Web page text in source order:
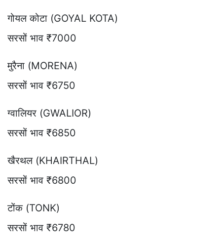
गोयल कोटा (GOYAL KOTA)
सरसों भाव ₹7000
मुरैना (MORENA)
सरसों भाव ₹6750
ग्वालियर (GWALIOR)
सरसों भाव ₹6850
खैरथल (KHAIRTHAL)
सरसों भाव ₹6800
टोंक (TONK)
सरसों भाव ₹6780